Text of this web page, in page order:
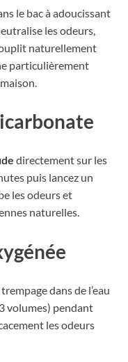
le bac à adoucissant
les odeurs,
naturellement
particulièrement
directement sur les
puis lancez un
les odeurs et
naturelles.
dans de l’eau
volumes) pendant
les odeurs